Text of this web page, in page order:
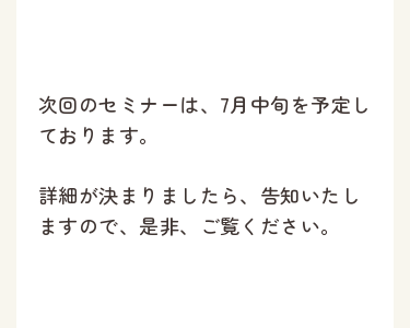
次回のセミナーは、7月中旬を予定し
ております。
詳細が決まりましたら、告知いたし
ますので、是非、ご覧ください。